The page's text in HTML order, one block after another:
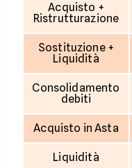
Acquisto +
Ristrutturazione
Sostituzione +
Liquidità
Consolidamento
debiti
Acquisto in Asta
Liquidità